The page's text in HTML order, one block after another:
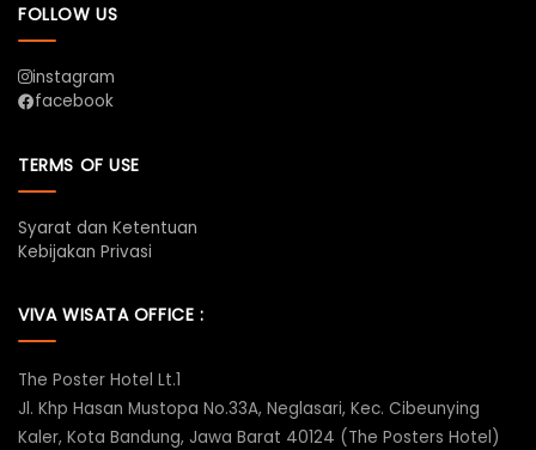
FOLLOW US
instagram
facebook
TERMS OF USE
Syarat dan Ketentuan
Kebijakan Privasi
VIVA WISATA OFFICE :
The Poster Hotel Lt.1
Jl. Khp Hasan Mustopa No.33A, Neglasari, Kec. Cibeunying
Kaler, Kota Bandung, Jawa Barat 40124 (The Posters Hotel)